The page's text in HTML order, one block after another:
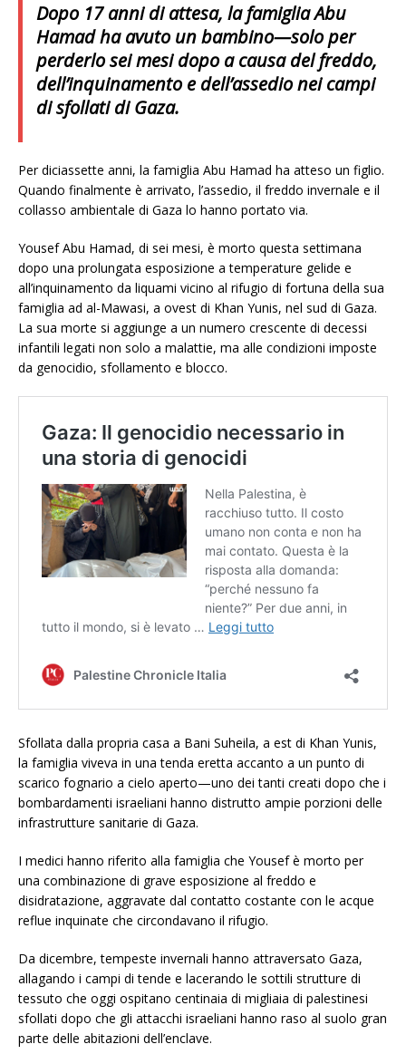
Dopo 17 anni di attesa, la famiglia Abu
Hamad ha avuto un bambino—solo per
perderlo sei mesi dopo a causa del freddo,
dell’inquinamento e dell’assedio nei campi
di sfollati di Gaza.
Per diciassette anni, la famiglia Abu Hamad ha atteso un figlio.
Quando finalmente è arrivato, l’assedio, il freddo invernale e il
collasso ambientale di Gaza lo hanno portato via.
Yousef Abu Hamad, di sei mesi, è morto questa settimana
dopo una prolungata esposizione a temperature gelide e
all’inquinamento da liquami vicino al rifugio di fortuna della sua
famiglia ad al-Mawasi, a ovest di Khan Yunis, nel sud di Gaza.
La sua morte si aggiunge a un numero crescente di decessi
infantili legati non solo a malattie, ma alle condizioni imposte
da genocidio, sfollamento e blocco.
Sfollata dalla propria casa a Bani Suheila, a est di Khan Yunis,
la famiglia viveva in una tenda eretta accanto a un punto di
scarico fognario a cielo aperto—uno dei tanti creati dopo che i
bombardamenti israeliani hanno distrutto ampie porzioni delle
infrastrutture sanitarie di Gaza.
I medici hanno riferito alla famiglia che Yousef è morto per
una combinazione di grave esposizione al freddo e
disidratazione, aggravate dal contatto costante con le acque
reflue inquinate che circondavano il rifugio.
Da dicembre, tempeste invernali hanno attraversato Gaza,
allagando i campi di tende e lacerando le sottili strutture di
tessuto che oggi ospitano centinaia di migliaia di palestinesi
sfollati dopo che gli attacchi israeliani hanno raso al suolo gran
parte delle abitazioni dell’enclave.